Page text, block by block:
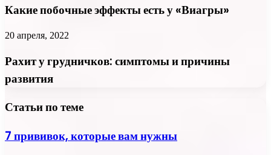
Какие побочные эффекты есть у «Виагры»
20 апреля, 2022
Рахит у грудничков: симптомы и причины
развития
Статьи по теме
7 прививок, которые вам нужны